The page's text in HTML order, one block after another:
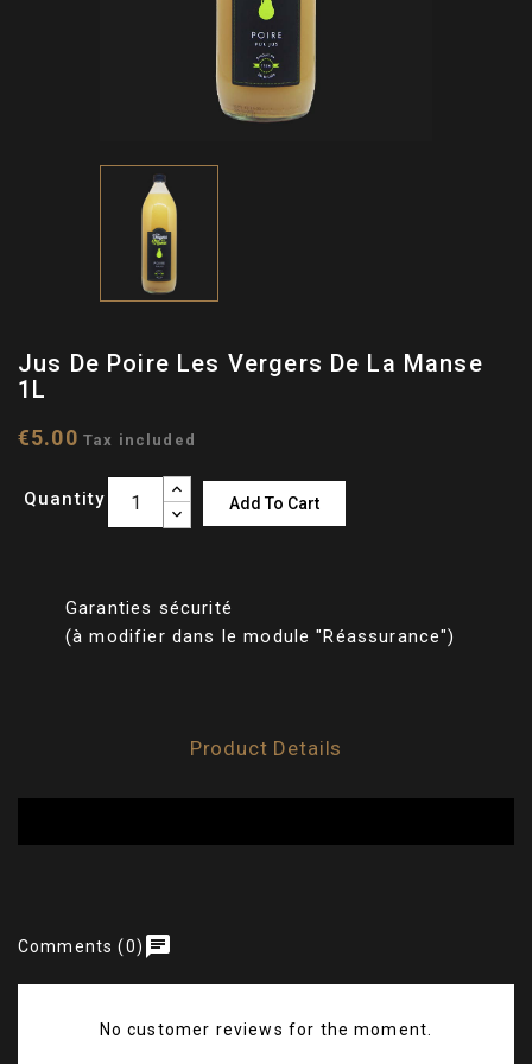
Jus De Poire Les Vergers De La Manse
1L
€5.00 Tax included
Quantity Add To Cart
Garanties sécurité
(à modifier dans le module "Réassurance")
Product Details
chat
Comments (0)
No customer reviews for the moment.